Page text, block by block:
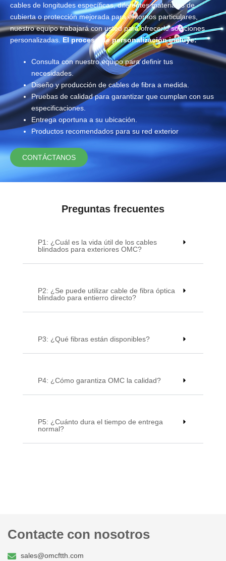
cables de longitudes específicas, diferentes materiales de
cubierta o protección mejorada para entornos particulares,
nuestro equipo trabajará con usted para ofrecerle soluciones
personalizadas. El proceso de personalización incluye:
Consulta con nuestro equipo para definir tus
necesidades.
Diseño y producción de cables de fibra a medida.
Pruebas de calidad para garantizar que cumplan con sus
especificaciones.
Entrega oportuna a su ubicación.
Productos recomendados para su red exterior
CONTÁCTANOS
Preguntas frecuentes
P1: ¿Cuál es la vida útil de los cables
blindados para exteriores OMC?
P2: ¿Se puede utilizar cable de fibra óptica
blindado para entierro directo?
P3: ¿Qué fibras están disponibles?
P4: ¿Cómo garantiza OMC la calidad?
P5: ¿Cuánto dura el tiempo de entrega
normal?
Contacte con nosotros
sales@omcftth.com